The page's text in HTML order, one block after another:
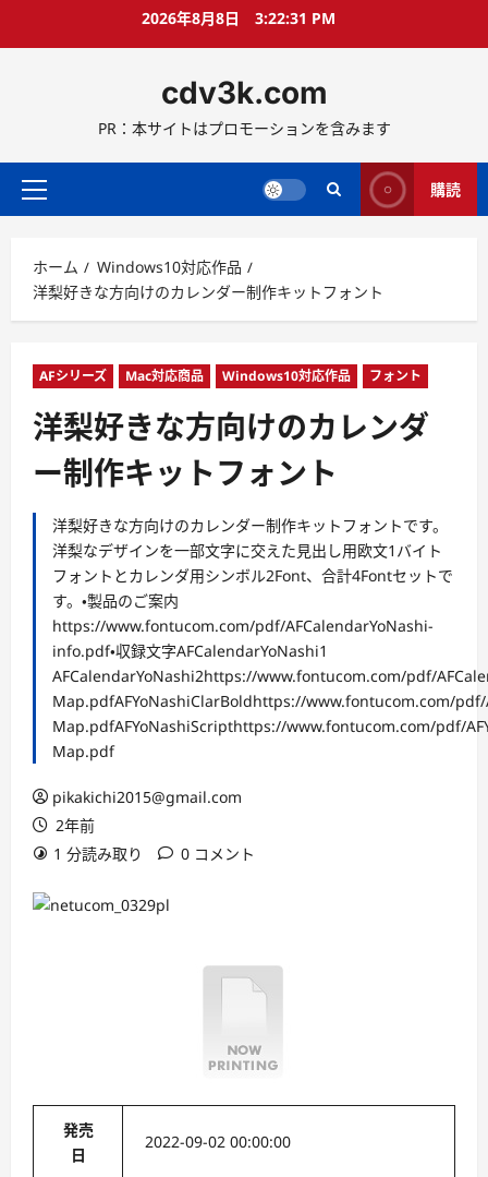
ス
ッ
2026年8月8日 3:22:33 PM
cdv3k.com
PR：本サイトはプロモーションを含みます
メ
メ
ニ
ュ
購読
ホーム
Windows10対応作品
洋梨好きな方向けのカレンダー制作キットフォント
AFシリーズ Mac対応商品 Windows10対応作品 フォント
洋梨好きな方向けのカレンダ
ー制作キットフォント
洋梨好きな方向けのカレンダー制作キットフォントです。
洋梨なデザインを一部文字に交えた見出し用欧文1バイト
フォントとカレンダ用シンボル2Font、合計4Fontセットで
す。・製品のご案内
https://www.fontucom.com/pdf/AFCalendarYoNashi-
info.pdf・収録文字AFCalendarYoNashi1
AFCalendarYoNashi2https://www.fontucom.com/pdf/
Map.pdfAFYoNashiClarBoldhttps://www.fontucom.com/pdf/
Map.pdfAFYoNashiScripthttps://www.fontucom.com/pdf/
Map.pdf
pikakichi2015@gmail.com
2年前
1 分読み取り
0 コメント
発売
日
2022-09-02 00:00:00